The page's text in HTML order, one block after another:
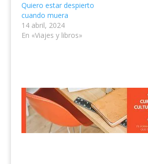
Quiero estar despierto
cuando muera
14 abril, 2024
En «Viajes y libros»